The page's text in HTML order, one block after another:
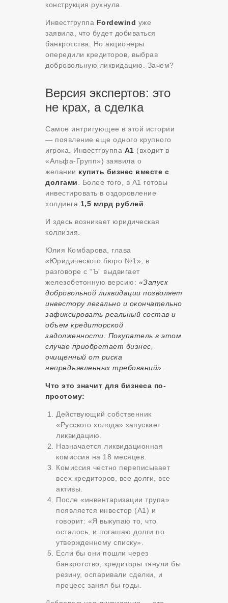
конструкция рухнула.
Инвестгруппа Fordewind уже
заявила, что будет добиваться
банкротства. Но акционеры
опередили кредиторов, выбрав
добровольную ликвидацию. Зачем?
Версия экспертов: это
не крах, а сделка
Самое интригующее в этой истории
— появление еще одного крупного
игрока. Инвестгруппа А1 (входит в
«Альфа-Групп») заявила о
желании купить бизнес вместе с
долгами . Более того, в А1 готовы
инвестировать в оздоровление
холдинга 1,5 млрд рублей
И здесь возникает юридическая
коллизия.
Юлия Комбарова, глава
«Юридического бюро №1», в
разговоре с “Ъ” выдвигает
железобетонную версию: «Запуск
добровольной ликвидации позволяет
инвестору легально и окончательно
зафиксировать реальный состав и
объем кредиторской
задолженности. Покупатель в этом
случае приобретает бизнес,
очищенный от риска
непредъявленных требований»
Что это значит для бизнеса по-
простому:
Действующий собственник
«Русского холода» запускает
ликвидацию.
Назначается ликвидационная
комиссия на 18 месяцев.
Комиссия честно переписывает
всех кредиторов, все долги, все
активы.
После «инвентаризации трупа»
появляется инвестор (А1) и
говорит: «Я выкупаю то, что
осталось, и погашаю долги по
утвержденному списку».
Если бы они пошли через
банкротство, кредиторы тянули бы
резину, оспаривали сделки, и
процесс занял бы годы.